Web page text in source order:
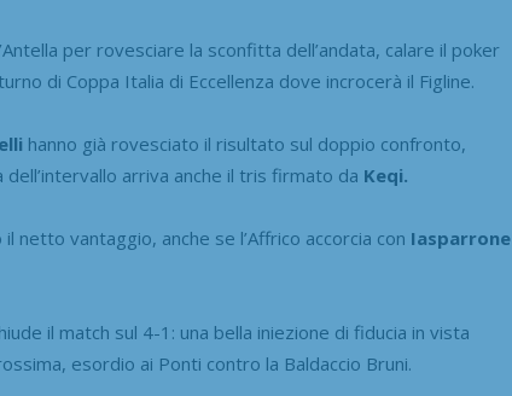
per rovesciare la sconfitta dell’andata, calare il poker
di Coppa Italia di Eccellenza dove incrocerà il Figline.
hanno già rovesciato il risultato sul doppio confronto,
dell’intervallo arriva anche il tris firmato da Keqi.
netto vantaggio, anche se l’Affrico accorcia con Iasparrone
il match sul 4-1: una bella iniezione di fiducia in vista
esordio ai Ponti contro la Baldaccio Bruni.